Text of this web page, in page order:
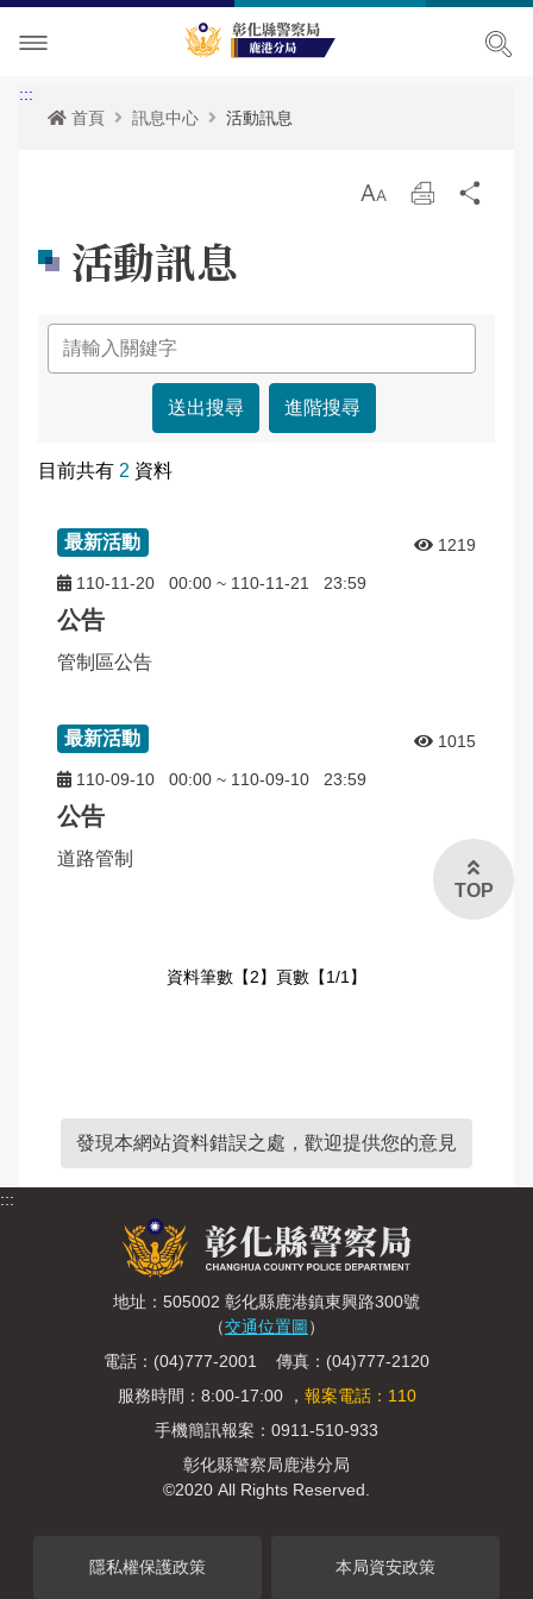
單位介紹
聯絡資訊
轄區概況
活動訊息
RSS訊息中心
各項宣導
治安宣導
交通安全宣導
保防宣導
一般犯罪預防宣導
165反詐騙宣導
法令條文宣導
109年加強重要節日安全維護工作專區
便民服務
便民服務
申辦資訊
常見問答
民意廣場
交通違規檢舉
雙語詞彙
:::
首頁
訊息中心 活動訊息
放 列
活動訊息
進階搜尋
目前共有 2 資料
最新活動 1219
110-11-20 00:00 ~ 110-11-21 23:59
公告
管制區公告
最新活動 1015
110-09-10 00:00 ~ 110-09-10 23:59
公告
道路管制
資料筆數【2】頁數【1/1】
發現本網站資料錯誤之處，歡迎提供您的意見
:::
地址：505002 彰化縣鹿港鎮東興路300號
（交通位置圖 ）
電話：(04)777-2001 傳真：(04)777-2120
服務時間：8:00-17:00 ， 報案電話：110
手機簡訊報案：0911-510-933
彰化縣警察局鹿港分局
©2020 All Rights Reserved.
隱私權保護政策 本局資安政策
TOP